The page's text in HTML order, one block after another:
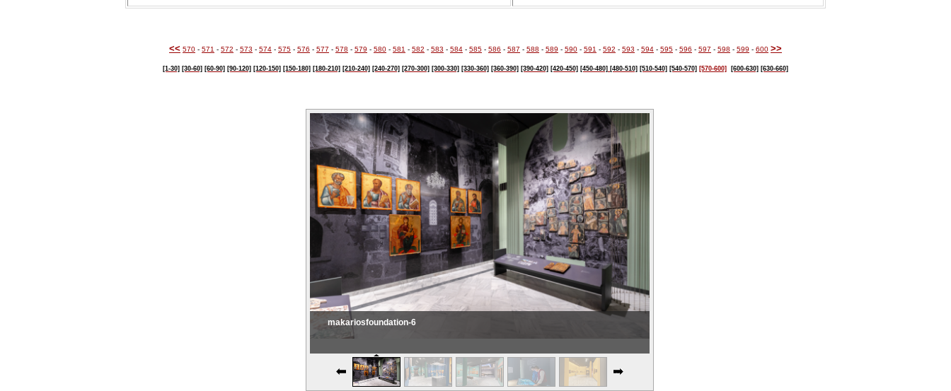
<< 570 - 571 - 572 - 573 - 574 - 575 - 576 - 577 - 578 - 579 - 580 - 581 - 582 - 583 - 584 - 585 - 586 - 587 - 588 - 589 - 590 - 591 - 592 - 593 - 594 - 595 - 596 - 597 - 598 - 599 - 600 >>
[1-30] [30-60] [60-90] [90-120] [120-150] [150-180] [180-210] [210-240] [240-270] [270-300] [300-330] [330-360] [360-390] [390-420] [420-450] [450-480] [480-510] [510-540] [540-570] [570-600] [600-630] [630-660]
makariosfoundation-6
makariosfoundation-7